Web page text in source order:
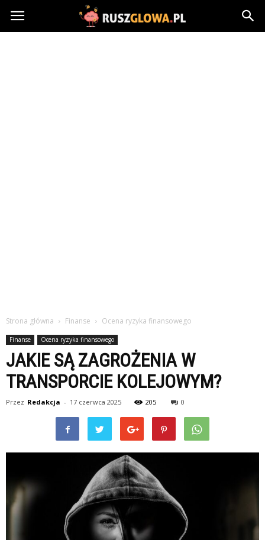
Ruszglowa.pl
Strona główna Finanse Ocena ryzyka finansowego
Finanse Ocena ryzyka finansowego
JAKIE SĄ ZAGROŻENIA W
TRANSPORCIE KOLEJOWYM?
Przez Redakcja - 17 czerwca 2025 205 0